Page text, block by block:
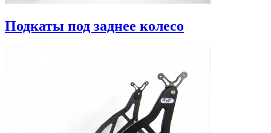
Подкаты под заднее колесо